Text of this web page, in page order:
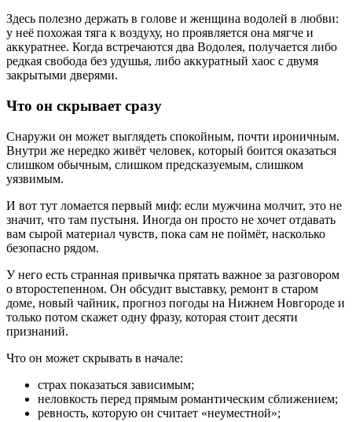
Здесь полезно держать в голове и женщина водолей в любви:
у неё похожая тяга к воздуху, но проявляется она мягче и
аккуратнее. Когда встречаются два Водолея, получается либо
редкая свобода без удушья, либо аккуратный хаос с двумя
закрытыми дверями.
Что он скрывает сразу
Снаружи он может выглядеть спокойным, почти ироничным.
Внутри же нередко живёт человек, который боится оказаться
слишком обычным, слишком предсказуемым, слишком
уязвимым.
И вот тут ломается первый миф: если мужчина молчит, это не
значит, что там пустыня. Иногда он просто не хочет отдавать
вам сырой материал чувств, пока сам не поймёт, насколько
безопасно рядом.
У него есть странная привычка прятать важное за разговором
о второстепенном. Он обсудит выставку, ремонт в старом
доме, новый чайник, прогноз погоды на Нижнем Новгороде и
только потом скажет одну фразу, которая стоит десяти
признаний.
Что он может скрывать в начале:
страх показаться зависимым;
неловкость перед прямым романтическим сближением;
ревность, которую он считает «неуместной»;